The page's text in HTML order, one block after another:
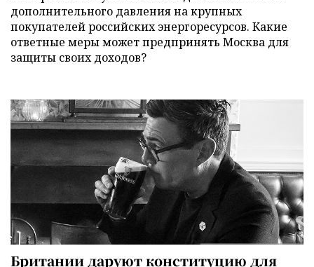
дополнительного давления на крупных
покупателей российских энергоресурсов. Какие
ответные меры может предпринять Москва для
защиты своих доходов?
Британии даруют конституцию для